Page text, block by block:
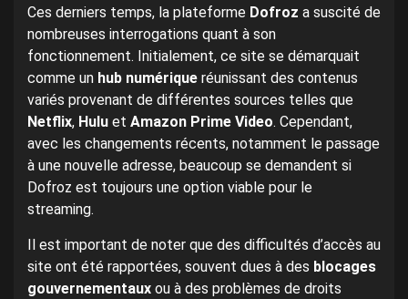
Ces derniers temps, la plateforme Dofroz a suscité de
nombreuses interrogations quant à son
fonctionnement. Initialement, ce site se démarquait
comme un hub numérique réunissant des contenus
variés provenant de différentes sources telles que
Netflix, Hulu et Amazon Prime Video. Cependant,
avec les changements récents, notamment le passage
à une nouvelle adresse, beaucoup se demandent si
Dofroz est toujours une option viable pour le
streaming.
Il est important de noter que des difficultés d’accès au
site ont été rapportées, souvent dues à des blocages
gouvernementaux ou à des problèmes de droits